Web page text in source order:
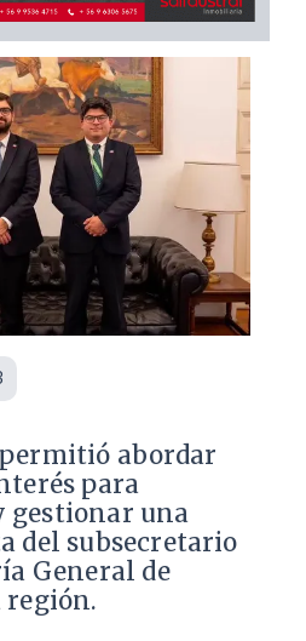
abordar
para
gestionar una
del subsecretario
General de
región.